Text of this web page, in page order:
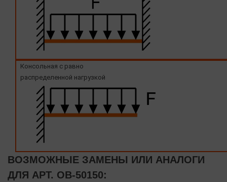
Консольная с равно
распределенной нагрузкой
ВОЗМОЖНЫЕ ЗАМЕНЫ ИЛИ АНАЛОГИ
ДЛЯ АРТ. OB-50150: